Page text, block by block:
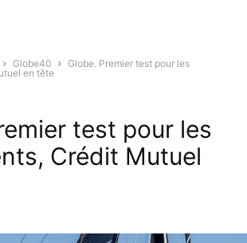
Globe40
Globe. Premier test pour les
en tête
test pour les
Crédit Mutuel